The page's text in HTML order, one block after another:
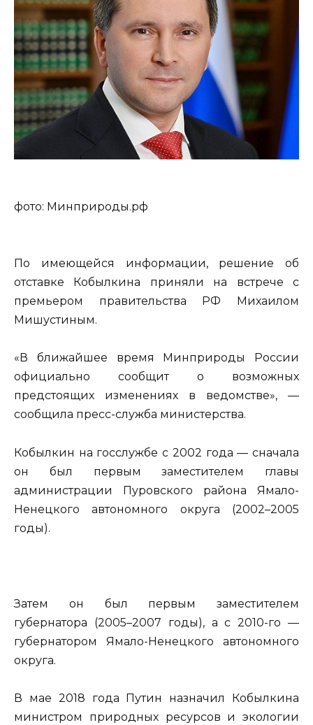
фото: Минприроды.рф
По имеющейся информации, решение об
отставке Кобылкина приняли на встрече с
премьером правительства РФ Михаилом
Мишустиным.
«В ближайшее время Минприроды России
официально сообщит о возможных
предстоящих изменениях в ведомстве», —
сообщила пресс-служба министерства.
Кобылкин на госслужбе с 2002 года — сначала
он был первым заместителем главы
администрации Пуровского района Ямало-
Ненецкого автономного округа (2002–2005
годы).
Затем он был первым заместителем
губернатора (2005–2007 годы), а с 2010-го —
губернатором Ямало-Ненецкого автономного
округа.
В мае 2018 года Путин назначил Кобылкина
министром природных ресурсов и экологии